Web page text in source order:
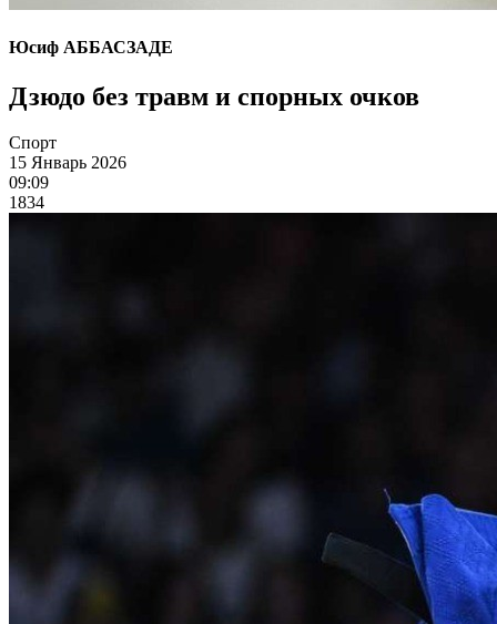
Юсиф АББАСЗАДЕ
Дзюдо без травм и спорных очков
Спорт
15 Январь 2026
09:09
1834